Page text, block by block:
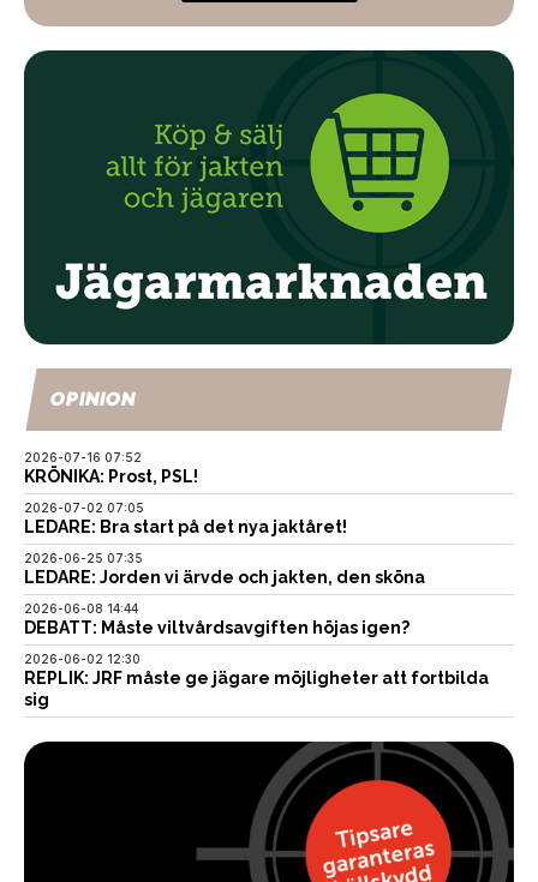
OPINION
2026-07-16 07:52
KRÖNIKA: Prost, PSL!
2026-07-02 07:05
LEDARE: Bra start på det nya jaktåret!
2026-06-25 07:35
LEDARE: Jorden vi ärvde och jakten, den sköna
2026-06-08 14:44
DEBATT: Måste viltvårdsavgiften höjas igen?
2026-06-02 12:30
REPLIK: JRF måste ge jägare möjligheter att fortbilda
sig